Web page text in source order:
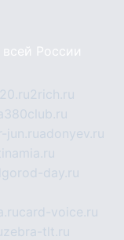
России
2rich.ru
jun.ruadonyev.ru
day.ru
card-voice.ru
zebra-tlt.ru